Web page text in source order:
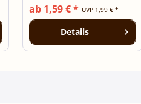
UVP1,99 € *
ab 1,59 € *
Details